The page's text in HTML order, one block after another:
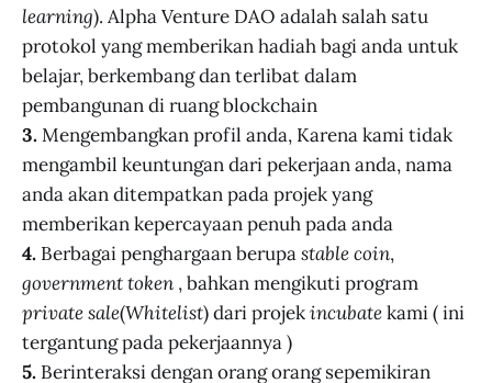
learning). Alpha Venture DAO adalah salah satu
protokol yang memberikan hadiah bagi anda untuk
belajar, berkembang dan terlibat dalam
pembangunan di ruang blockchain
3.Mengembangkan profil anda, Karena kami tidak
mengambil keuntungan dari pekerjaan anda, nama
anda akan ditempatkan pada projek yang
memberikan kepercayaan penuh pada anda
4. Berbagai penghargaan berupastable coin,
government token , bahkan mengikuti program
private sale(Whitelist) dari projekincubatekami ( ini
tergantung pada pekerjaannya )
5. Berinteraksi dengan orang orang sepemikiran